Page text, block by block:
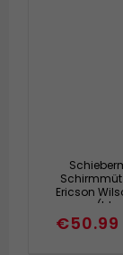
Ericson
€50.99